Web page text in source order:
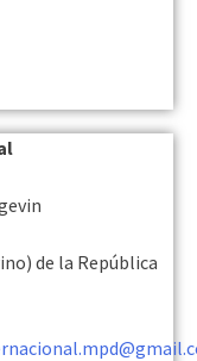
de la República